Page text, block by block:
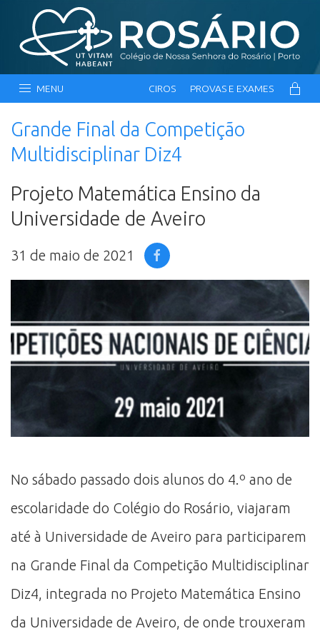
MENU CIROS PROVAS E EXAMES
Grande Final da Competição
Multidisciplinar Diz4
Projeto Matemática Ensino da
Universidade de Aveiro
31 de maio de 2021
No sábado passado dois alunos do 4.º ano de
escolaridade do Colégio do Rosário, viajaram
até à Universidade de Aveiro para participarem
na Grande Final da Competição Multidisciplinar
Diz4, integrada no Projeto Matemática Ensino
da Universidade de Aveiro, de onde trouxeram